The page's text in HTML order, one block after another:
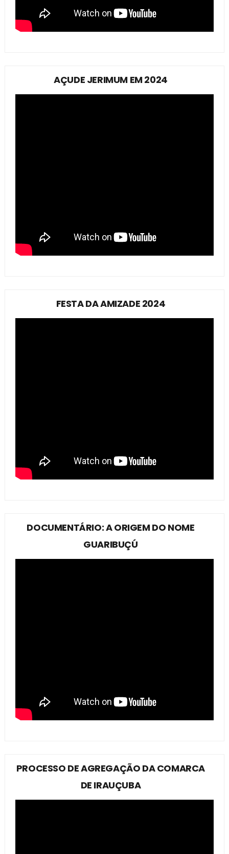
AÇUDE JERIMUM EM 2024
FESTA DA AMIZADE 2024
DOCUMENTÁRIO: A ORIGEM DO NOME
GUARIBUÇÚ
PROCESSO DE AGREGAÇÃO DA COMARCA
DE IRAUÇUBA